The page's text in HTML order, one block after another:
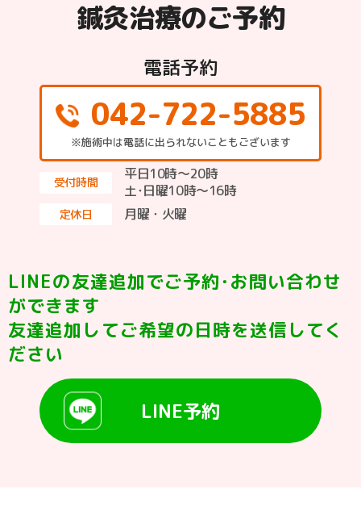
鍼灸治療のご予約
電話予約
042-722-5885
※施術中は電話に出られないこともございます
受付時間
平日10時～20時
土･日曜10時〜16時
定休日 月曜・火曜
LINEの友達追加でご予約･お問い合わせ
ができます
友達追加してご希望の日時を送信してく
ださい
LINE予約